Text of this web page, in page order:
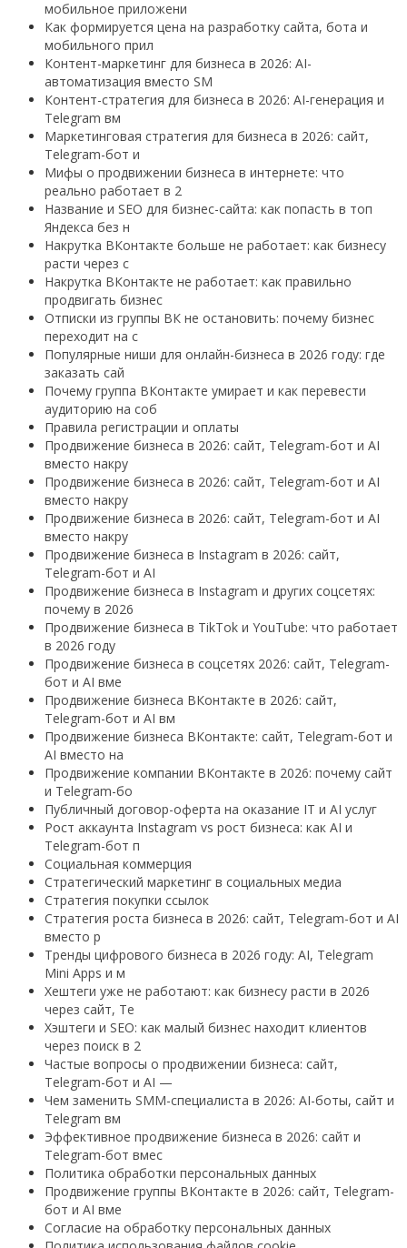
мобильное приложени
Как формируется цена на разработку сайта, бота и
мобильного прил
Контент-маркетинг для бизнеса в 2026: AI-
автоматизация вместо SM
Контент-стратегия для бизнеса в 2026: AI-генерация и
Telegram вм
Маркетинговая стратегия для бизнеса в 2026: сайт,
Telegram-бот и
Мифы о продвижении бизнеса в интернете: что
реально работает в 2
Название и SEO для бизнес-сайта: как попасть в топ
Яндекса без н
Накрутка ВКонтакте больше не работает: как бизнесу
расти через с
Накрутка ВКонтакте не работает: как правильно
продвигать бизнес
Отписки из группы ВК не остановить: почему бизнес
переходит на с
Популярные ниши для онлайн-бизнеса в 2026 году: где
заказать сай
Почему группа ВКонтакте умирает и как перевести
аудиторию на соб
Правила регистрации и оплаты
Продвижение бизнеса в 2026: сайт, Telegram-бот и AI
вместо накру
Продвижение бизнеса в 2026: сайт, Telegram-бот и AI
вместо накру
Продвижение бизнеса в 2026: сайт, Telegram-бот и AI
вместо накру
Продвижение бизнеса в Instagram в 2026: сайт,
Telegram-бот и AI
Продвижение бизнеса в Instagram и других соцсетях:
почему в 2026
Продвижение бизнеса в TikTok и YouTube: что работает
в 2026 году
Продвижение бизнеса в соцсетях 2026: сайт, Telegram-
бот и AI вме
Продвижение бизнеса ВКонтакте в 2026: сайт,
Telegram-бот и AI вм
Продвижение бизнеса ВКонтакте: сайт, Telegram-бот и
AI вместо на
Продвижение компании ВКонтакте в 2026: почему сайт
и Telegram-бо
Публичный договор-оферта на оказание IT и AI услуг
Рост аккаунта Instagram vs рост бизнеса: как AI и
Telegram-бот п
Социальная коммерция
Стратегический маркетинг в социальных медиа
Стратегия покупки ссылок
Стратегия роста бизнеса в 2026: сайт, Telegram-бот и AI
вместо р
Тренды цифрового бизнеса в 2026 году: AI, Telegram
Mini Apps и м
Хештеги уже не работают: как бизнесу расти в 2026
через сайт, Te
Хэштеги и SEO: как малый бизнес находит клиентов
через поиск в 2
Частые вопросы о продвижении бизнеса: сайт,
Telegram-бот и AI —
Чем заменить SMM-специалиста в 2026: AI-боты, сайт и
Telegram вм
Эффективное продвижение бизнеса в 2026: сайт и
Telegram-бот вмес
Политика обработки персональных данных
Продвижение группы ВКонтакте в 2026: сайт, Telegram-
бот и AI вме
Согласие на обработку персональных данных